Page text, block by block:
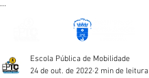
Escola Pública de Mobilidade
24 de out. de 2022 2 min de leitura